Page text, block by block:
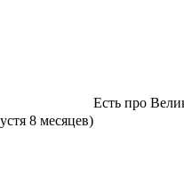
8 месяцев)
Есть про